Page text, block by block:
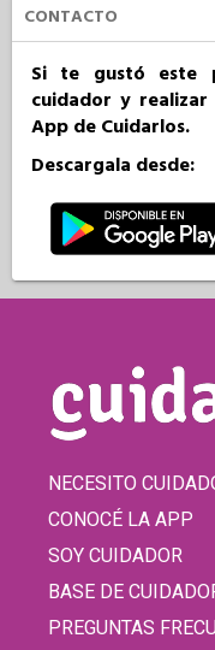
CONTACTO
Si te gustó este
cuidador y
App de Cuidarlos.
Descargala desde:
NECESITO
CONOCÉ LA APP
SOY CUIDADOR
BASE DE
PREGUNTAS